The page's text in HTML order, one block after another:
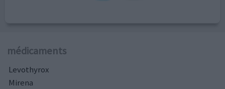
médicaments
Levothyrox
Mirena